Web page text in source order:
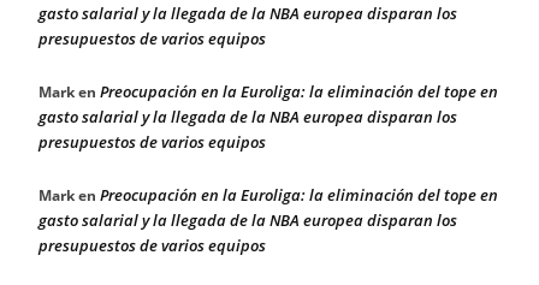
gasto salarial y la llegada de la NBA europea disparan los
presupuestos de varios equipos
Marken Preocupación en la Euroliga: la eliminación del tope en
gasto salarial y la llegada de la NBA europea disparan los
presupuestos de varios equipos
Marken Preocupación en la Euroliga: la eliminación del tope en
gasto salarial y la llegada de la NBA europea disparan los
presupuestos de varios equipos